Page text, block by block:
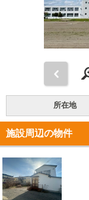
所在地
施設周辺の物件